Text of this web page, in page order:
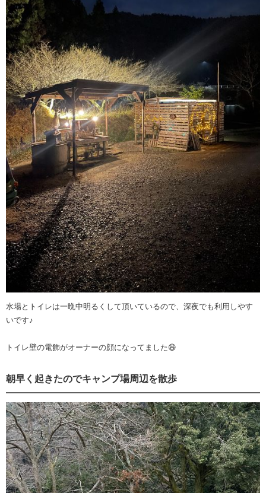
水場とトイレは一晩中明るくして頂いているので、深夜でも利用しやす
いです♪
トイレ壁の電飾がオーナーの顔になってました😆
朝早く起きたのでキャンプ場周辺を散歩